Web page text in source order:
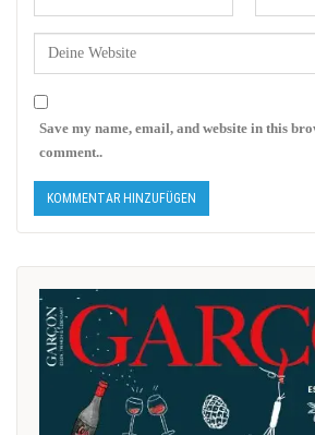
Save my name, email, and website in this
comment..